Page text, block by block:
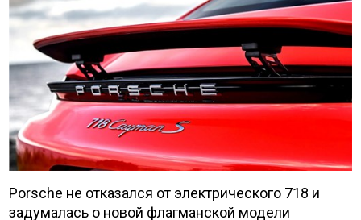
Porsche не отказался от электрического 718 и
задумалась о новой флагманской модели